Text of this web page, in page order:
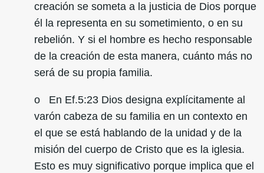
creación se someta a la justicia de Dios porque
él la representa en su sometimiento, o en su
rebelión. Y si el hombre es hecho responsable
de la creación de esta manera, cuánto más no
será de su propia familia.
o En Ef.5:23 Dios designa explícitamente al
varón cabeza de su familia en un contexto en
el que se está hablando de la unidad y de la
misión del cuerpo de Cristo que es la iglesia.
Esto es muy significativo porque implica que el